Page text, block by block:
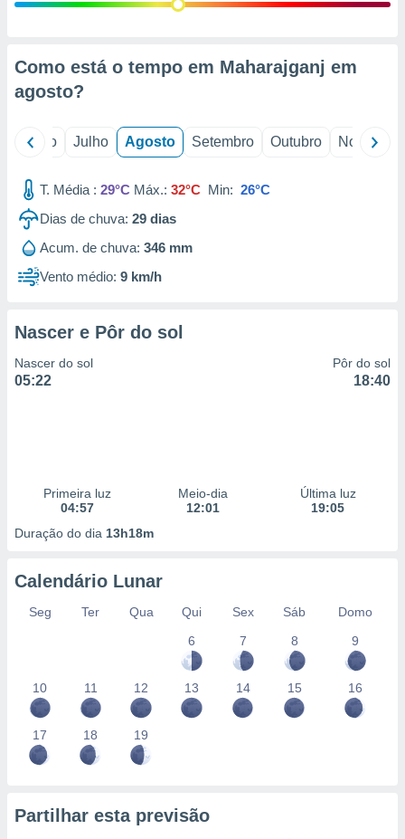
estudos
1199
Como está o tempo em Maharajganj em
agosto?
Junho Julho Agosto Setembro Outubro Novembro
T. Média : 29°C Máx.: 32°C Min: 26°C
Dias de chuva: 29 dias
Acum. de chuva: 346 mm
Vento médio: 9 km/h
Nascer e Pôr do sol
Nascer do sol
05:22
Pôr do sol
18:40
Primeira luz
04:57
Meio-dia
12:01
Última luz
19:05
Duração do dia 13h18m
Calendário Lunar
Seg Ter Qua Qui Sex Sáb
Domo
6
7 8 9
10 11 12 13 14 15 16
17 18 19
Partilhar esta previsão